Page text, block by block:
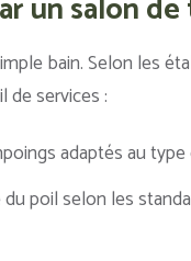
un salon
bain. Selon les
de services :
adaptés au
poil selon les